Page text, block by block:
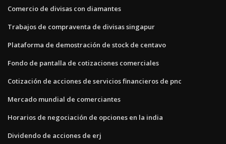
Comercio de divisas con diamantes
Trabajos de compraventa de divisas singapur
Plataforma de demostración de stock de centavo
Fondo de pantalla de cotizaciones comerciales
Cotización de acciones de servicios financieros de pnc
Mercado mundial de comerciantes
Horarios de negociación de opciones en la india
Dividendo de acciones de erj